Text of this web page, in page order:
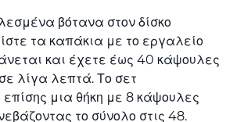
βότανα στον δίσκο
τα καπάκια με το εργαλείο
και έχετε έως 40 κάψουλες
λίγα λεπτά. Το σετ
μια θήκη με 8 κάψουλες
το σύνολο στις 48.